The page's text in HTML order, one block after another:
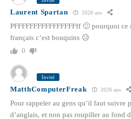
Laurent Spartan 2026 ans
PFFFFFFFFFFFFFFFFff 🙁 pourquoi ce
français c’est bouquins 😥
0
Invité
MatthComputerFreak 2026 ans
Pour rappeler au gens qu’il faut suivre
d’anglais, et non pas roupiller au fond